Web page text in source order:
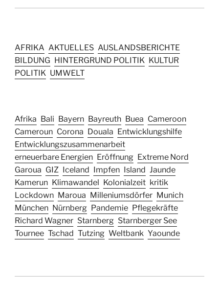
AFRIKA AKTUELLES AUSLANDSBERICHTE
BILDUNG HINTERGRUND POLITIK KULTUR
POLITIK UMWELT
Afrika Bali Bayern Bayreuth Buea Cameroon
Cameroun Corona Douala Entwicklungshilfe
Entwicklungszusammenarbeit
erneuerbare Energien Eröffnung Extreme Nord
Garoua GIZ Iceland Impfen Island Jaunde
Kamerun Klimawandel Kolonialzeit kritik
Lockdown Maroua Milleniumsdörfer Munich
München Nürnberg Pandemie Pflegekräfte
Richard Wagner Starnberg Starnberger See
Tournee Tschad Tutzing Weltbank Yaounde